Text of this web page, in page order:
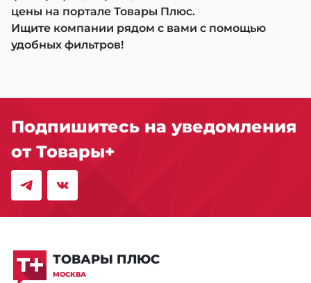
цены на портале Товары Плюс.
Ищите компании рядом с вами с помощью
удобных фильтров!
Подпишитесь на уведомления
от Товары+
ТОВАРЫ ПЛЮС
МОСКВА